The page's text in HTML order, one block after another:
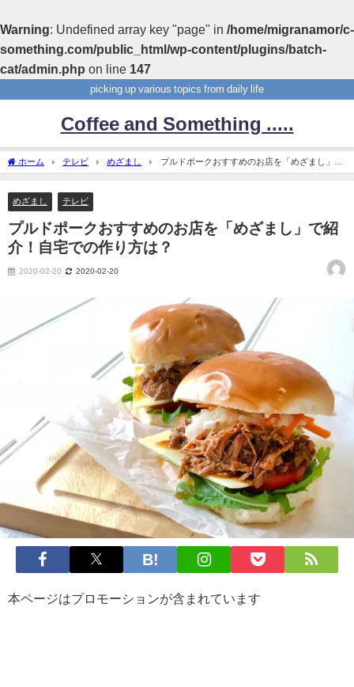
Warning: Undefined array key "page" in /home/migranamor/c-
something.com/public_html/wp-content/plugins/batch-
cat/admin.php on line 147
picking up various topics from daily life
Coffee and Something .....
ホーム テレビ めざまし
プルドポークおすすめのお店を「めざまし」で
紹介！自宅での作り方は？
めざまし テレビ
プルドポークおすすめのお店を「めざまし」で紹
介！自宅での作り方は？
2020-02-20 2020-02-20
本ページはプロモーションが含まれています